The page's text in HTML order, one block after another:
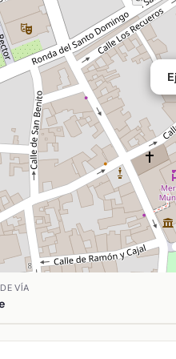
Magdalena en Almagro,
VÍA